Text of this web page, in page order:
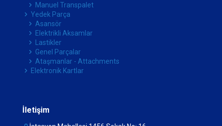
Manuel Transpalet
Yedek Parça
Asansör
Elektrikli Aksamlar
Lastikler
Genel Parçalar
Ataşmanlar - Attachments
Elektronik Kartlar
İletişim